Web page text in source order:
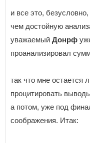
и все это,
чем достойную
уважаемый Донрф
проанализировал
так что мне остается
процитировать
а потом, уже под
соображения. Итак: